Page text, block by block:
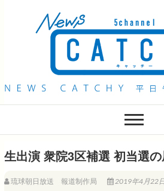
QAB NEWS
生出演 衆院3区補選 初当選
琉球朝日放送 報道制作局 2019年4月22